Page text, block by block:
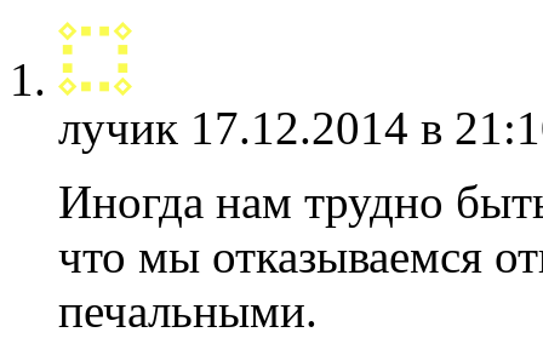
лучик 17.12.2014 в
Иногда нам трудно
что мы отказываемся
печальными.